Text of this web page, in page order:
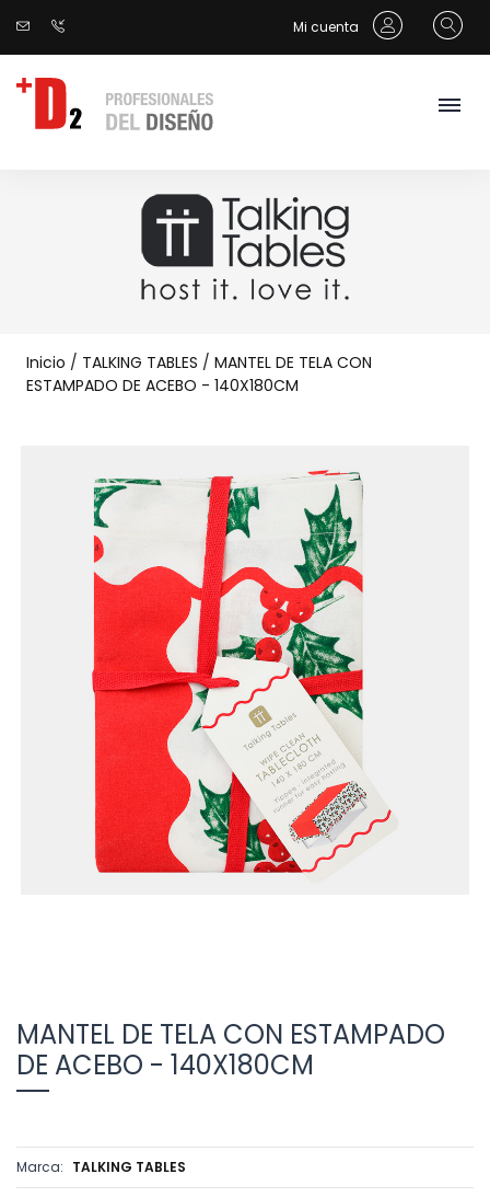
Mi cuenta
Inicio / TALKING TABLES / MANTEL DE TELA CON
ESTAMPADO DE ACEBO - 140X180CM
MANTEL DE TELA CON ESTAMPADO
DE ACEBO - 140X180CM
Marca: TALKING TABLES